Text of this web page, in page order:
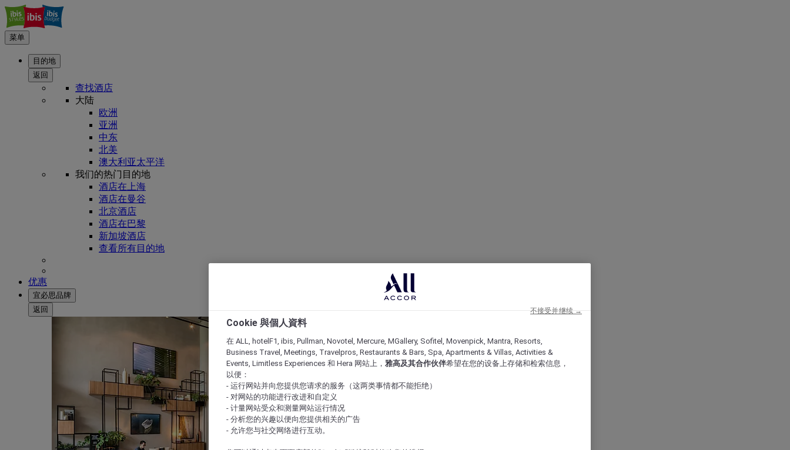
菜单
目的地
返回
查找酒店
大陆
欧洲
亚洲
中东
北美
澳大利亚太平洋
我们的热门目的地
酒店在上海
酒店在曼谷
北京酒店
酒店在巴黎
新加坡酒店
查看所有目的地
优惠
宜必思品牌
返回
Cookie 與個人資料
在 ALL, hotelF1, ibis, Pullman, Novotel, Mercure, MGallery, Sofitel, Movenpick, Mantra, Resorts,
Business Travel, Meetings, Travelpros, Restaurants & Bars, Spa, Apartments & Villas, Activities &
Events, Limitless Experiences 和 Hera 网站上， 雅高及其合作伙伴希望在您的设备上存储和检索信息，
以便：
- 运行网站并向您提供您请求的服务（这两类事情都不能拒绝）
- 对网站的功能进行改进和自定义
- 计量网站受众和测量网站运行情况
- 分析您的兴趣以便向您提供相关的广告
- 允许您与社交网络进行互动。
不接受并继续 →